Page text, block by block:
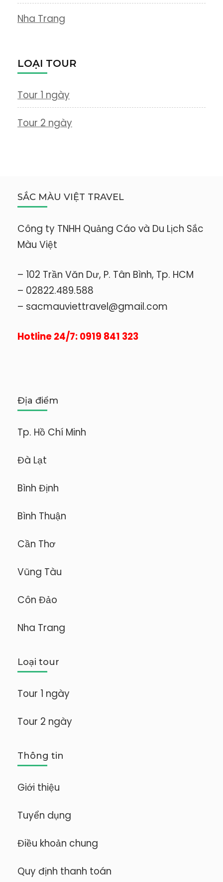
Nha Trang
LOẠI TOUR
Tour 1 ngày
Tour 2 ngày
SẮC MÀU VIỆT TRAVEL
Công ty TNHH Quảng Cáo và Du Lịch Sắc
Màu Việt
– 102 Trần Văn Dư, P. Tân Bình, Tp. HCM
– 02822.489.588
– sacmauviettravel@gmail.com
Hotline 24/7: 0919 841 323
Địa điểm
Tp. Hồ Chí Minh
Đà Lạt
Bình Định
Bình Thuận
Cần Thơ
Vũng Tàu
Côn Đảo
Nha Trang
Loại tour
Tour 1 ngày
Tour 2 ngày
Thông tin
Giới thiệu
Tuyển dụng
Điều khoản chung
Quy định thanh toán